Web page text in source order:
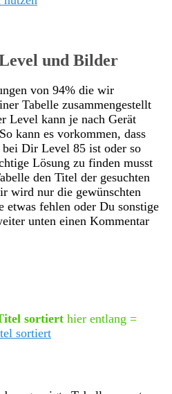
und Bilder
von 94% die wir
Tabelle zusammengestellt
Level kann je nach Gerät
kann es vorkommen, dass
Dir Level 85 ist oder so
Lösung zu finden musst
den Titel der gesuchten
wird nur die gewünschten
etwas fehlen oder Du sonstige
unten einen Kommentar
sortiert hier entlang =
sortiert